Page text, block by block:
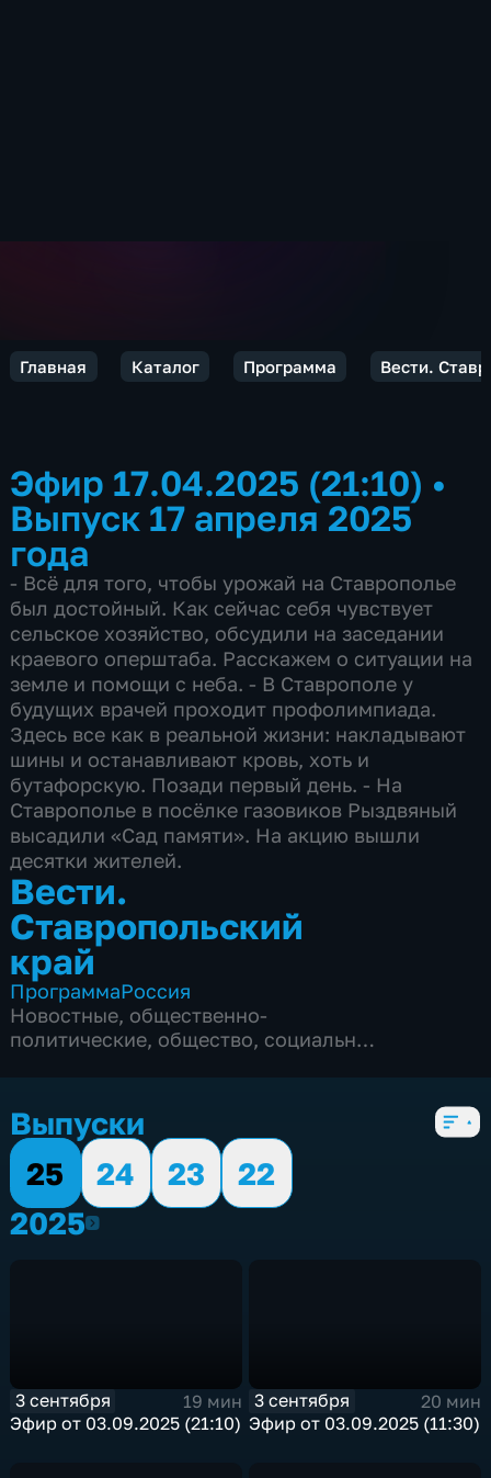
Главная Каталог Программа Вести.
Эфир 17.04.2025 (21:10) •
Выпуск 17 апреля 2025
года
- Всё для того, чтобы урожай на Ставрополье
был достойный. Как сейчас себя чувствует
сельское хозяйство, обсудили на заседании
краевого оперштаба. Расскажем о ситуации на
земле и помощи с неба. - В Ставрополе у
будущих врачей проходит профолимпиада.
Здесь все как в реальной жизни: накладывают
шины и останавливают кровь, хоть и
бутафорскую. Позади первый день. - На
Ставрополье в посёлке газовиков Рыздвяный
высадили «Сад памяти». На акцию вышли
десятки жителей.
Вести.
Ставропольский
край
ПрограммаРоссия
Новостные, общественно-
политические, общество, социально-
Выпуски
25
24 23
22
20252025
3 сентября
19 мин
Эфир от 03.09.2025 (21:10)
3 сентября
20 мин
Эфир от 03.09.2025 (11:30)